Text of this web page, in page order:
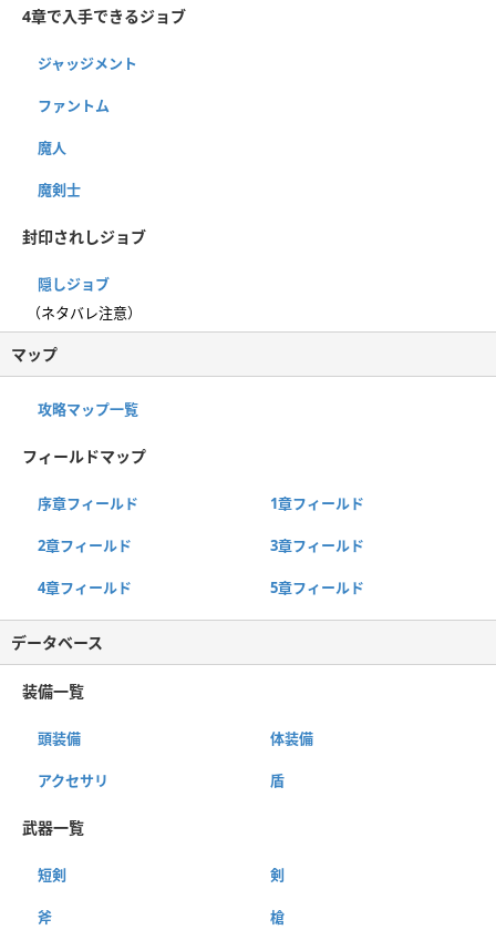
4章で入手できるジョブ
ジャッジメント
ファントム
魔人
魔剣士
封印されしジョブ
隠しジョブ
（ネタバレ注意）
マップ
攻略マップ一覧
フィールドマップ
序章フィールド 1章フィールド
2章フィールド 3章フィールド
4章フィールド 5章フィールド
データベース
装備一覧
頭装備 体装備
アクセサリ 盾
武器一覧
短剣 剣
斧 槍